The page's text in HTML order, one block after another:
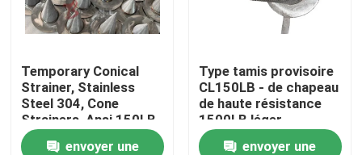
Temporary Conical
Strainer, Stainless
Steel 304, Cone
Strainers, Ansi 150LB,
300LB, 600LB
envoyer une
Type tamis provisoire
CL150LB - de chapeau
de haute résistance
1500LB léger
envoyer une